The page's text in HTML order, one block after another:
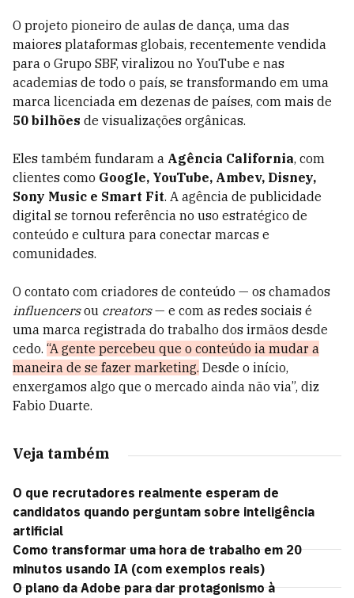
O projeto pioneiro de aulas de dança, uma das
maiores plataformas globais, recentemente vendida
para o Grupo SBF, viralizou no YouTube e nas
academias de todo o país, se transformando em uma
marca licenciada em dezenas de países, com mais de
50 bilhões de visualizações orgânicas.
Eles também fundaram a Agência California, com
clientes como Google, YouTube, Ambev, Disney,
Sony Music e Smart Fit. A agência de publicidade
digital se tornou referência no uso estratégico de
conteúdo e cultura para conectar marcas e
comunidades.
O contato com criadores de conteúdo — os chamados
influencersou creators— e com as redes sociais é
uma marca registrada do trabalho dos irmãos desde
cedo. “A gente percebeu que o conteúdo ia mudar a
maneira de se fazer marketing. Desde o início,
enxergamos algo que o mercado ainda não via”, diz
Fabio Duarte.
Veja também
O que recrutadores realmente esperam de
candidatos quando perguntam sobre inteligência
artificial
Como transformar uma hora de trabalho em 20
minutos usando IA (com exemplos reais)
O plano da Adobe para dar protagonismo à